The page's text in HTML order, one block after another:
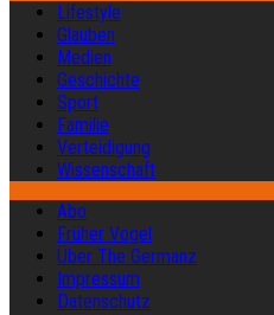
Lifestyle
Glauben
Medien
Geschichte
Sport
Familie
Verteidigung
Wissenschaft
Abo
Früher Vogel
Über The Germanz
Impressum
Datenschutz